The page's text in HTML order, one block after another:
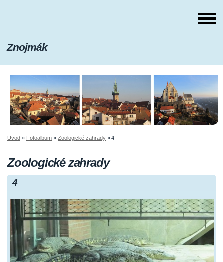
Znojmák
Úvod » Fotoalbum » Zoologické zahrady » 4
Zoologické zahrady
4